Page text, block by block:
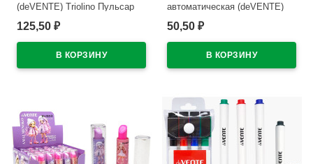
(deVENTE) Triolino Пульсар
(Pulsar) н/
арт.5070609 (Ст12)
125,50 ₽
автоматическая (deVENTE)
ПРОСТО БЕЛЫЙ (JUST
каучуковый держатель,
синий, 0,5мм, масло
В наличии
50,50 ₽